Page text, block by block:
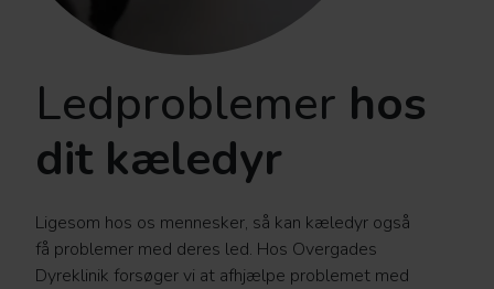
Ledproblemer hos
dit kæledyr
Ligesom hos os mennesker, så kan kæledyr også
få problemer med deres led. Hos Overgades
Dyreklinik forsøger vi at afhjælpe problemet med